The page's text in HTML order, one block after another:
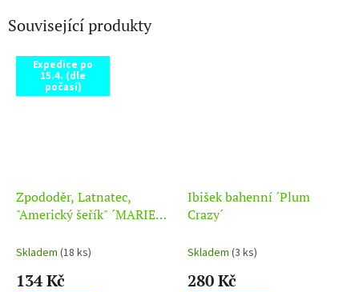
Související produkty
Expedice po
15.4. (dle
počasí)
Zpododěr, Latnatec,
"Americký šeřík" ´MARIE
Skladem (18 ks)
134 Kč
Ibišek bahenní ´Plum
Crazy´
Skladem (3 ks)
280 Kč